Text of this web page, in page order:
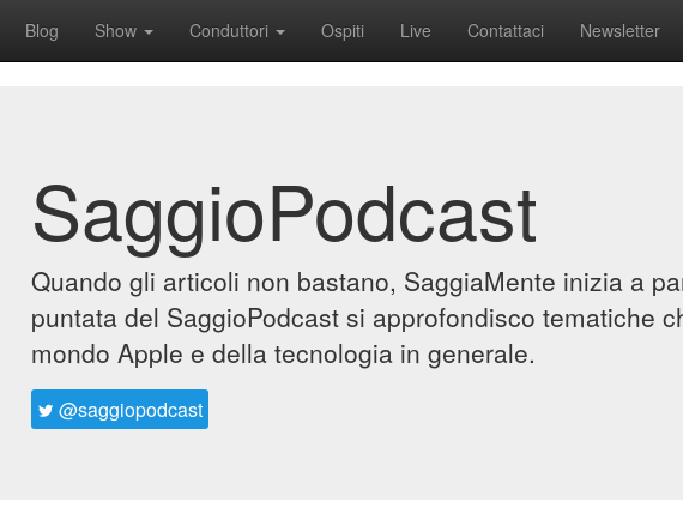
Blog Show Conduttori Ospiti Live Contattaci Newsletter
SaggioPodcast
Quando gli articoli non bastano, SaggiaMente inizia a
puntata del SaggioPodcast si approfondisco tematiche
mondo Apple e della tecnologia in generale.
@saggiopodcast